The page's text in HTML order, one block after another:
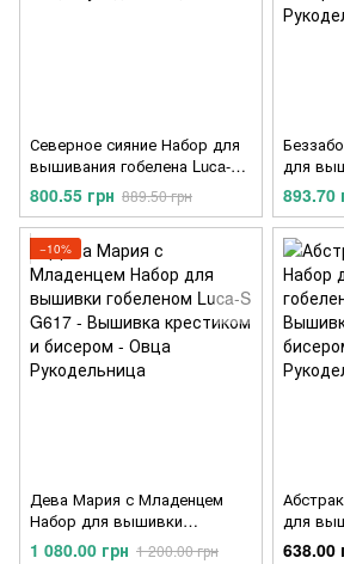
Северное сияние Набор для
вышивания гобелена Luca-S
G705
800.55 грн 889.50 грн
для
Luca-S
893.70
−10%
Дева Мария с Младенцем
Набор для вышивки
гобеленом Luca-S G617
1 080.00 грн 1 200.00 грн
для
DMC
638.00